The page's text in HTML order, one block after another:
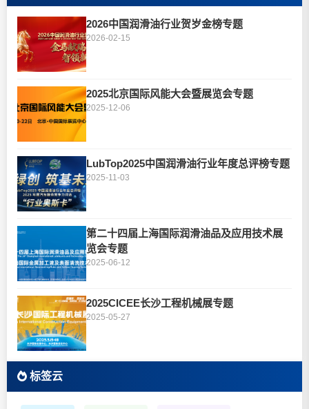
2026中国润滑油行业贺岁金榜专题
2026-02-15
2025北京国际风能大会暨展览会专题
2025-12-06
LubTop2025中国润滑油行业年度总评榜专题
2025-11-03
第二十四届上海国际润滑油品及应用技术展
览会专题
2025-06-12
2025CICEE长沙工程机械展专题
2025-05-27
标签云